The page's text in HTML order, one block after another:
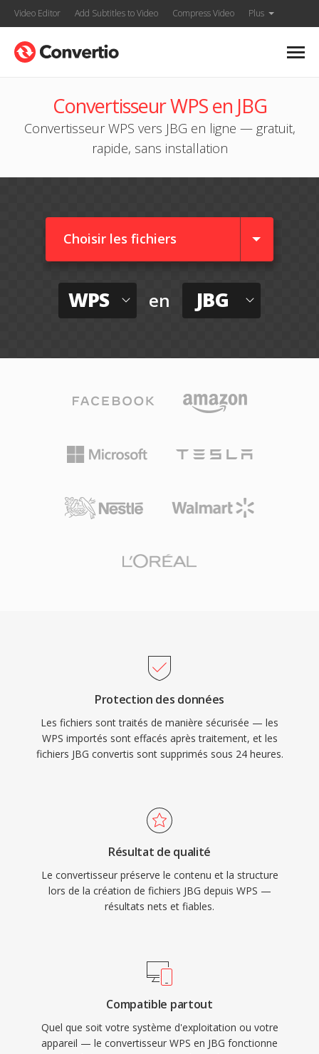
Video Editor Add Subtitles to Video Compress Video Plus
Convertisseur WPS en JBG
Convertisseur WPS vers JBG en ligne — gratuit,
rapide, sans installation
Choisir les fichiers
WPS en JBG
Protection des données
Les fichiers sont traités de manière sécurisée — les
WPS importés sont effacés après traitement, et les
fichiers JBG convertis sont supprimés sous 24 heures.
Résultat de qualité
Le convertisseur préserve le contenu et la structure
lors de la création de fichiers JBG depuis WPS —
résultats nets et fiables.
Compatible partout
Quel que soit votre système d'exploitation ou votre
appareil — le convertisseur WPS en JBG fonctionne